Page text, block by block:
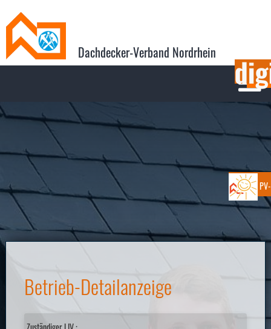

Dachdecker-Verband Nordrhein
Betrieb-Detailanzeige